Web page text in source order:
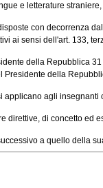
e letterature
con decorrenza
ai sensi dell'art. 133,
della Repubblica
della
agli insegnanti
di concetto ed
a quello della